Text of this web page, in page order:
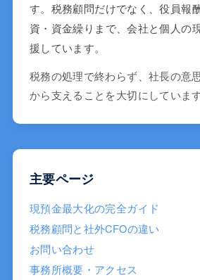
す。税務顧問だけでなく、役員報
資・資金繰りまで、会社と個人の
援しています。
税務の処理で終わらず、社長の意
から支えることを大切にしています
主要ページ
現預金最大化の完全ガイド
税務顧問と社外CFOの違い
お問い合わせ
事務所概要・アクセス